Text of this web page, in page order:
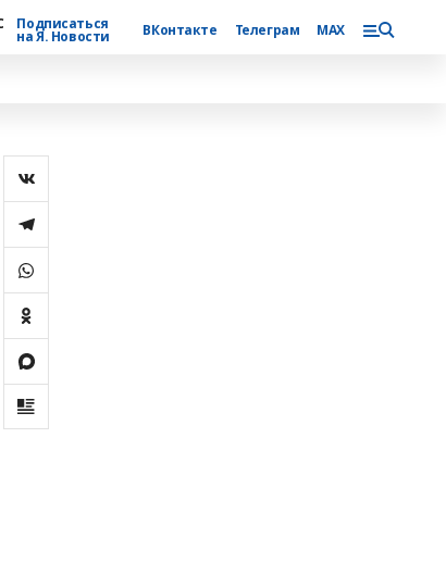
Подписаться
на Я. Новости ВКонтакте Телеграм MAX